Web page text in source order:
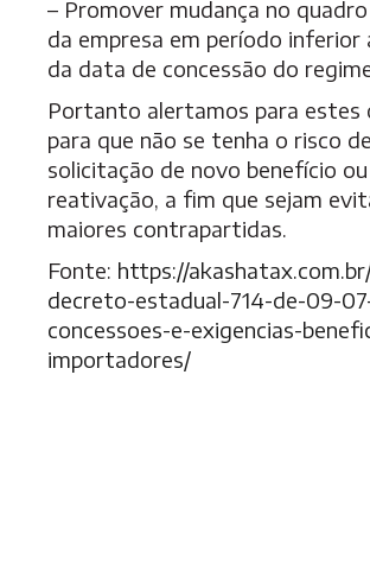
– Promover mudança no
da empresa em período inferior
da data de concessão do
Portanto alertamos para estes
para que não se tenha o risco
solicitação de novo benefício ou
reativação, a fim que sejam
maiores contrapartidas.
Fonte: https://
decreto-estadual-714-de-09-
concessoes-e-exigencias-
importadores/